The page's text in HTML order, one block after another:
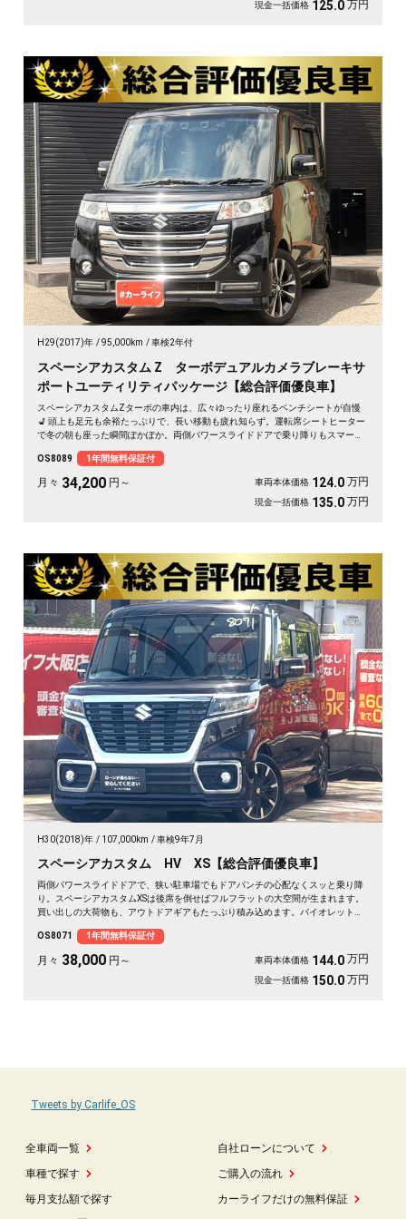
現金一括価格 125.0 万円
H29(2017)年 95,000km 車検2年付
スペーシアカスタム Z ターボデュアルカメラブレーキサ
ポートユーティリティパッケージ【総合評価優良車】
スペーシアカスタムZターボの車内は、広々ゆったり座れるベンチシートが自慢
💺 頭上も足元も余裕たっぷりで、長い移動も疲れ知らず。運転席シートヒーター
で冬の朝も座った瞬間ぽかぽか。両側パワースライドドアで乗り降りもスマー
の遠出に、心地よい空間が待っています🎵 快適な毎日をこの一台から。《1年保
証付》で安心のカーライフを👍✨
OS8089 1年間無料保証付
月々 34,200 円～ 車両本体価格 124.0 万円
現金一括価格 135.0 万円
H30(2018)年 107,000km 車検9年7月
スペーシアカスタム HV XS【総合評価優良車】
両側パワースライドドアで、狭い駐車場でもドアパンチの心配なくスッと乗り降
り。スペーシアカスタムXSは後席を倒せばフルフラットの大空間が生まれます。
買い出しの大荷物も、アウトドアギアもたっぷり積み込めます。バイオレットの
クテーブルで、長距離移動も快適に過ごせます。休日の遠出が待ち遠しくなりま
すよ。安心してお乗りいただける《1年保証付》です🚗✨💺🙌😊
OS8071 1年間無料保証付
月々 38,000 円～ 車両本体価格 144.0 万円
現金一括価格 150.0 万円
全車両一覧
車種で探す
毎月支払額で探す
自社ローンについて
ご購入の流れ
カーライフだけの無料保証
Tweets by Carlife_OS